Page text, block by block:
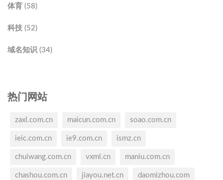
体育 (58)
科技 (52)
域名知识 (34)
热门网站
zaxl.com.cn maicun.com.cn soao.com.cn
ieic.com.cn ie9.com.cn ismz.cn
chuiwang.com.cn vxml.cn maniu.com.cn
chashou.com.cn jiayou.net.cn daomizhou.com